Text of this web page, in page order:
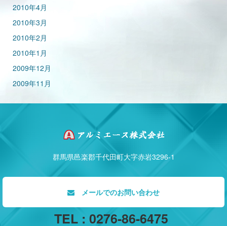
2010年4月
2010年3月
2010年2月
2010年1月
2009年12月
2009年11月
群馬県邑楽郡千代田町大字赤岩3296-1
メールでのお問い合わせ
TEL : 0276-86-6475